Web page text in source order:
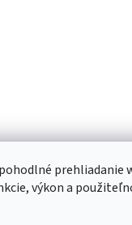
prehliadanie
výkon a